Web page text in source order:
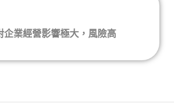
企業經營影響極大，風險高